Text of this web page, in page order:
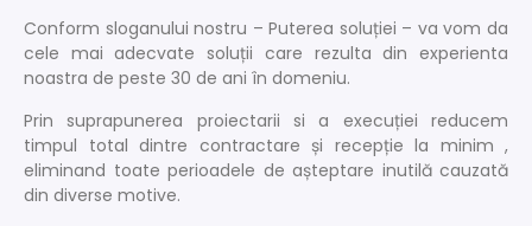
Conform sloganului nostru – Puterea soluției – va vom da
cele mai adecvate soluții care rezulta din experienta
noastra de peste 30 de ani în domeniu.
Prin suprapunerea proiectarii si a execuției reducem
timpul total dintre contractare și recepție la minim ,
eliminand toate perioadele de așteptare inutilă cauzată
din diverse motive.